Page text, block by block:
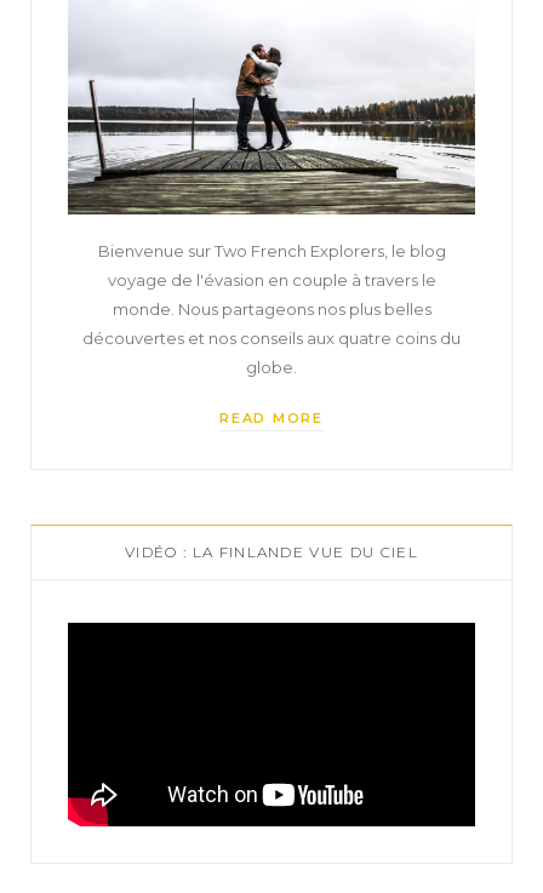
Bienvenue sur Two French Explorers, le blog
voyage de l'évasion en couple à travers le
monde. Nous partageons nos plus belles
découvertes et nos conseils aux quatre coins du
globe.
READ MORE
VIDÉO : LA FINLANDE VUE DU CIEL